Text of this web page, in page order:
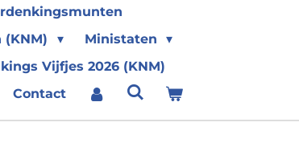
Ministaten
Vijfjes 2026 (KNM)
Contact